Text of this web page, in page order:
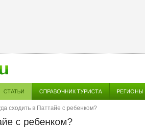
СТАТЬИ СПРАВОЧНИК ТУРИСТА РЕГИОНЫ
сходить в Паттайе с ребенком?
с ребенком?